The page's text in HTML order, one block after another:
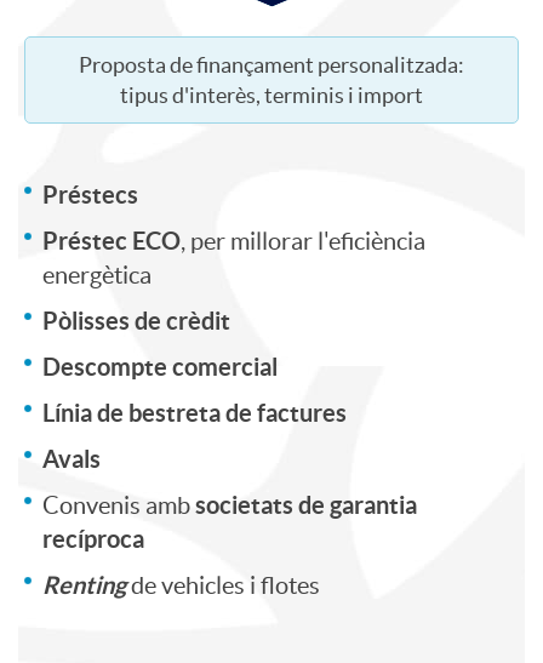
a
d
e
s
a
E
m
p
r
e
s
a
d
o
F
n
a
n
c
Proposta de finançament personalitzada:
tipus d'interès, terminis i import
Préstecs
Préstec ECO, per millorar l'eficiència
energètica
Pòlisses de crèdit
Descompte comercial
Línia de bestreta de factures
Avals
Convenis ambsocietats de garantia
recíproca
Rentingde vehicles i flotes